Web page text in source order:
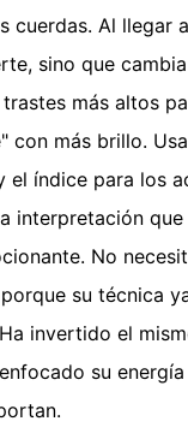
cuerdas. Al llegar
sino que
más altos
con más brillo.
el índice para los
interpretación que
No
su técnica
invertido el
su